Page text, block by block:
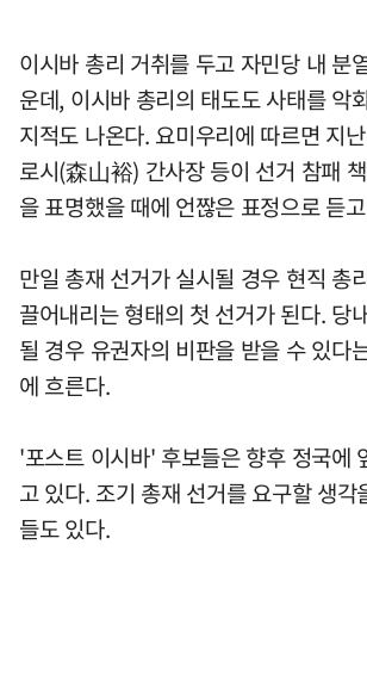
이시바 총리 거취를 두고 자민당 내 분
운데, 이시바 총리의 태도도 사태를 악
지적도 나온다. 요미우리에 따르면 지
로시(森山裕) 간사장 등이 선거 참패
을 표명했을 때에 언짢은 표정으로 듣
만일 총재 선거가 실시될 경우 현직 총
끌어내리는 형태의 첫 선거가 된다. 당
될 경우 유권자의 비판을 받을 수 있다
에 흐른다.
'포스트 이시바' 후보들은 향후 정국에
고 있다. 조기 총재 선거를 요구할 생각
들도 있다.